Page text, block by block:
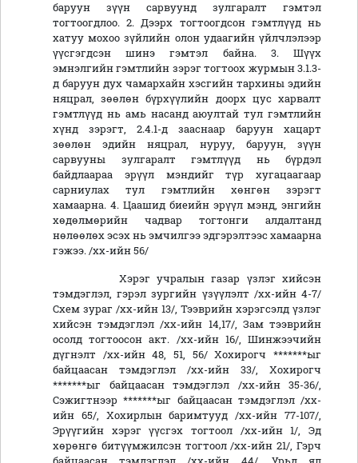
баруун зүүн сарвуунд зулгаралт гэмтэл
тогтоогдлоо. 2. Дээрх тогтоогдсон гэмтлүүд нь
хатуу мохоо зүйлийн олон удаагийн үйлчлэлээр
үүсгэгдсэн шинэ гэмтэл байна. 3. Шүүх
эмнэлгийн гэмтлийн зэрэг тогтоох журмын 3.1.3-
д баруун дух чамархайн хэсгийн тархины эдийн
няцрал, зөөлөн бүрхүүлийн доорх цус харвалт
гэмтлүүд нь амь насанд аюултай тул гэмтлийн
хүнд зэрэгт, 2.4.1-д зааснаар баруун хацарт
зөөлөн эдийн няцрал, нуруу, баруун, зүүн
сарвууны зулгаралт гэмтлүүд нь бүрдэл
байдлаараа эрүүл мэндийг түр хугацаагаар
сарниулах тул гэмтлийн хөнгөн зэрэгт
хамаарна. 4. Цаашид биеийн эрүүл мэнд, энгийн
хөдөлмөрийн чадвар тогтонги алдалтанд
нөлөөлөх эсэх нь эмчилгээ эдгэрэлтээс хамаарна
гэжээ. /хх-ийн 56/
Хэрэг учралын газар үзлэг хийсэн
тэмдэглэл, гэрэл зургийн үзүүлэлт /хх-ийн 4-7/
Схем зураг /хх-ийн 13/, Тээврийн хэрэгсэлд үзлэг
хийсэн тэмдэглэл /хх-ийн 14,17/, Зам тээврийн
осолд тогтоосон акт. /хх-ийн 16/, Шинжээчийн
дүгнэлт /хх-ийн 48, 51, 56/ Хохирогч *******ыг
байцаасан тэмдэглэл /хх-ийн 33/, Хохирогч
*******ыг байцаасан тэмдэглэл /хх-ийн 35-36/,
Сэжигтнээр *******ыг байцаасан тэмдэглэл /хх-
ийн 65/, Хохирлын баримтууд /хх-ийн 77-107/,
Эрүүгийн хэрэг үүсгэх тогтоол /хх-ийн 1/, Эд
хөрөнгө битүүмжилсэн тогтоол /хх-ийн 21/, Гэрч